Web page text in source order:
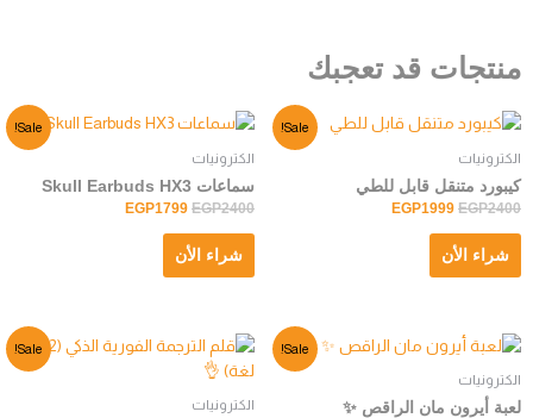
منتجات قد تعجبك
Sale!
الكترونيات
كيبورد متنقل قابل للطي
EGP2400
EGP1999
شراء الأن
Sale!
الكترونيات
سماعات Skull Earbuds HX3
EGP2400
EGP1799
شراء الأن
Sale!
الكترونيات
لعبة أيرون مان الراقص ✨
Sale!
الكترونيات